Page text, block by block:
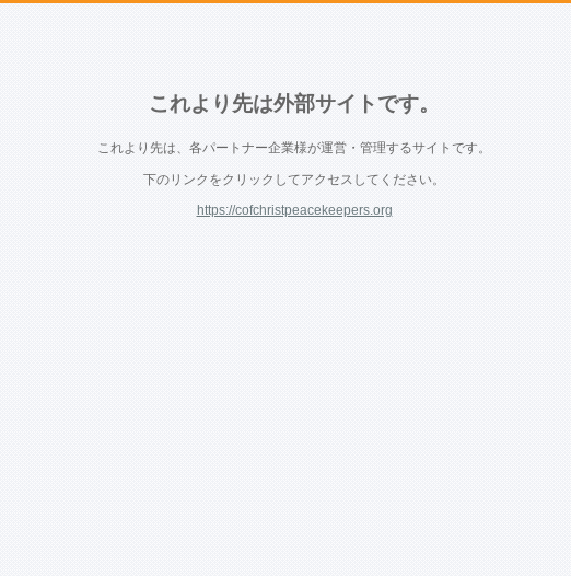
これより先は外部サイトです。
これより先は、各パートナー企業様が運営・管理するサイトです。
下のリンクをクリックしてアクセスしてください。
https://cofchristpeacekeepers.org